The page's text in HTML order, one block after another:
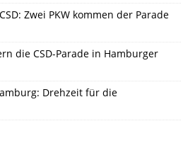
Zwei PKW kommen der Parade
die CSD-Parade in Hamburger
Drehzeit für die